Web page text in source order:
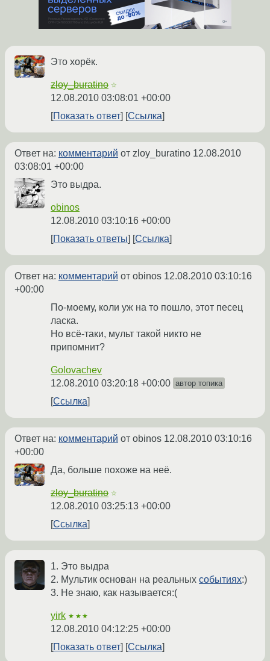
Это хорёк.
zloy_buratino ☆
12.08.2010 03:08:01 +00:00
Показать ответ
Ссылка
Ответ на: комментарий от zloy_buratino 12.08.2010
03:08:01 +00:00
Это выдра.
obinos
12.08.2010 03:10:16 +00:00
Показать ответы
Ссылка
Ответ на: комментарий от obinos 12.08.2010 03:10:16
+00:00
По-моему, коли уж на то пошло, этот песец
ласка.
Но всё-таки, мульт такой никто не
припомнит?
Golovachev
12.08.2010 03:20:18 +00:00 автор топика
Ссылка
Ответ на: комментарий от obinos 12.08.2010 03:10:16
+00:00
Да, больше похоже на неё.
zloy_buratino ☆
12.08.2010 03:25:13 +00:00
Ссылка
1. Это выдра
2. Мультик основан на реальных событиях:)
3. Не знаю, как называется:(
yirk ★★★
12.08.2010 04:12:25 +00:00
Показать ответ
Ссылка